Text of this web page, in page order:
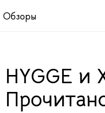
Обзоры
HYGGE